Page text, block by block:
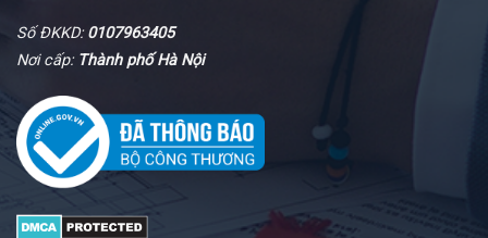
Số ĐKKD:0107963405
Nơi cấp: Thành phố Hà Nội